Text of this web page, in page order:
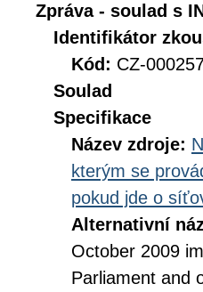
Zpráva - soulad s
Identifikátor
Kód: CZ-
Soulad
Specifikace
Název zdroje:
kterým se
pokud jde o
Alternativní
October 2009
Parliament and